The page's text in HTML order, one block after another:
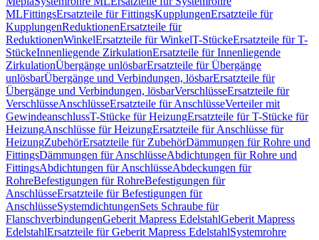
MLFittingsErsatzteile für FittingsKupplungenErsatzteile für
KupplungenReduktionenErsatzteile für
ReduktionenWinkelErsatzteile für WinkelT-StückeErsatzteile für T-
StückeInnenliegende ZirkulationErsatzteile für Innenliegende
ZirkulationÜbergänge unlösbarErsatzteile für Übergänge
unlösbarÜbergänge und Verbindungen, lösbarErsatzteile für
Übergänge und Verbindungen, lösbarVerschlüsseErsatzteile für
VerschlüsseAnschlüsseErsatzteile für AnschlüsseVerteiler mit
GewindeanschlussT-Stücke für HeizungErsatzteile für T-Stücke für
HeizungAnschlüsse für HeizungErsatzteile für Anschlüsse für
HeizungZubehörErsatzteile für ZubehörDämmungen für Rohre und
FittingsDämmungen für AnschlüsseAbdichtungen für Rohre und
FittingsAbdichtungen für AnschlüsseAbdeckungen für
RohreBefestigungen für RohreBefestigungen für
AnschlüsseErsatzteile für Befestigungen für
AnschlüsseSystemdichtungenSets Schraube für
FlanschverbindungenGeberit Mapress EdelstahlGeberit Mapress
EdelstahlErsatzteile für Geberit Mapress EdelstahlSystemrohre